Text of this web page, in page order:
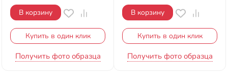
В корзину
Купить в один клик
Получить фото образца
В корзину
Купить в один клик
Получить фото образца